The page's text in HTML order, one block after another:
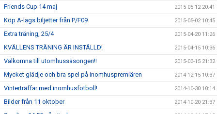
Friends Cup 14 maj 2015-05-12 20:41
Köp A-lags biljetter från P/F09 2015-05-02 10:45
Extra träning, 25/4 2015-04-20 11:26
KVÄLLENS TRÄNING ÄR INSTÄLLD! 2015-04-15 10:36
Välkomna till utomhussäsongen!! 2015-03-15 21:32
Mycket glädje och bra spel på inomhuspremiären 2014-12-15 10:37
Vinterträffar med inomhusfotboll! 2014-10-30 10:14
Bilder från 11 oktober 2014-10-20 21:37